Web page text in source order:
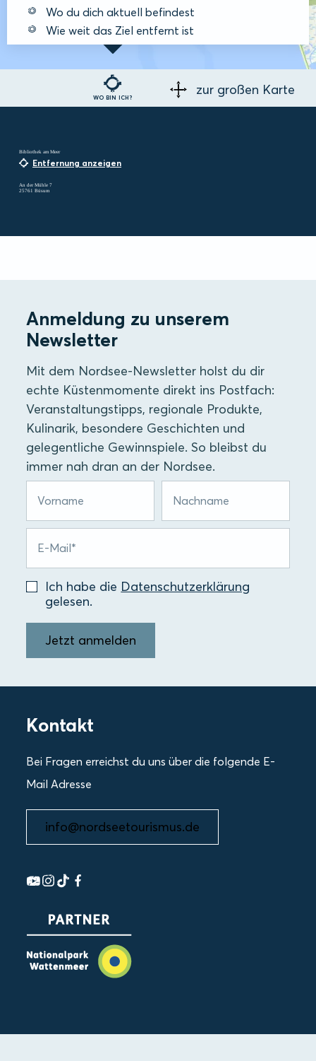
WO BIN ICH?
Wo du dich aktuell befindest
Wie weit das Ziel entfernt ist
zur großen Karte
Bibliothek am Meer
Entfernung anzeigen
An der Mühle 7
25761 Büsum
Anmeldung zu unserem
Newsletter
Mit dem Nordsee-Newsletter holst du dir
echte Küstenmomente direkt ins Postfach:
Veranstaltungstipps, regionale Produkte,
Kulinarik, besondere Geschichten und
gelegentliche Gewinnspiele. So bleibst du
immer nah dran an der Nordsee.
Ich habe die Datenschutzerklärung
gelesen.
Jetzt anmelden
Kontakt
Bei Fragen erreichst du uns über die folgende E-
Mail Adresse
info@nordseetourismus.de